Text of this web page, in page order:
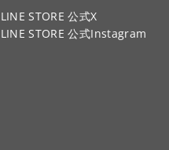
STORE 公式X
STORE 公式Instagram